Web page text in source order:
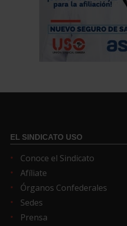
EL SINDICATO USO
Conoce el Sindicato
Afíliate
Órganos Confederales
Sedes
Prensa